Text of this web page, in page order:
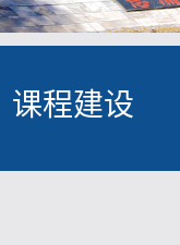
课程建设